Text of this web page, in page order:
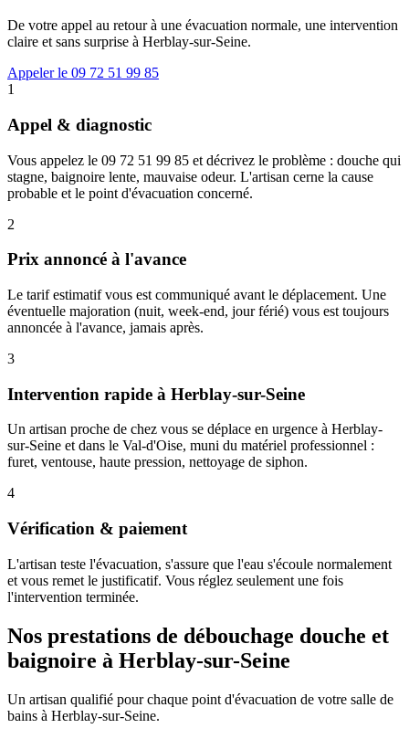
De votre appel au retour à une évacuation normale, une intervention
claire et sans surprise à Herblay-sur-Seine.
Appeler le 09 72 51 99 85
1
Appel & diagnostic
Vous appelez le 09 72 51 99 85 et décrivez le problème : douche qui
stagne, baignoire lente, mauvaise odeur. L'artisan cerne la cause
probable et le point d'évacuation concerné.
2
Prix annoncé à l'avance
Le tarif estimatif vous est communiqué avant le déplacement. Une
éventuelle majoration (nuit, week-end, jour férié) vous est toujours
annoncée à l'avance, jamais après.
3
Intervention rapide à Herblay-sur-Seine
Un artisan proche de chez vous se déplace en urgence à Herblay-
sur-Seine et dans le Val-d'Oise, muni du matériel professionnel :
furet, ventouse, haute pression, nettoyage de siphon.
4
Vérification & paiement
L'artisan teste l'évacuation, s'assure que l'eau s'écoule normalement
et vous remet le justificatif. Vous réglez seulement une fois
l'intervention terminée.
Nos prestations de débouchage douche et
baignoire à Herblay-sur-Seine
Un artisan qualifié pour chaque point d'évacuation de votre salle de
bains à Herblay-sur-Seine.